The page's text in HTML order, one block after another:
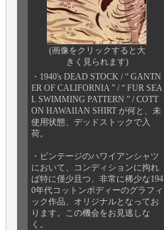
(画像をクリックすると大
きく見られます)
・1940's DEAD STOCK / “ GANTN
ER OF CALIFORNIA ” / “ FUR SEA
L SWIMMING PATTERN ” / COTT
ON HAWAIIAN SHIRT が何と、未
使用状態、デッドストックで入
荷。
・ビンテージのハワイアンシャツ
において、コンディションに拘れ
ば特に僅少且つ、非常に稀少な194
0年代コットンボディーのグラフィ
ック作品、オリジナルとなってお
ります。この機会をお見逃しな
く。